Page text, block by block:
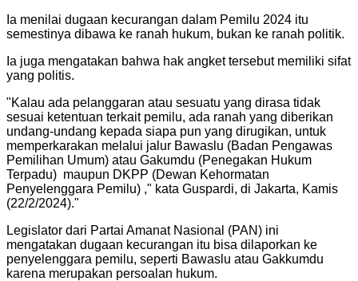
Ia menilai dugaan kecurangan dalam Pemilu 2024 itu
semestinya dibawa ke ranah hukum, bukan ke ranah politik.
Ia juga mengatakan bahwa hak angket tersebut memiliki sifat
yang politis.
"Kalau ada pelanggaran atau sesuatu yang dirasa tidak
sesuai ketentuan terkait pemilu, ada ranah yang diberikan
undang-undang kepada siapa pun yang dirugikan, untuk
memperkarakan melalui jalur Bawaslu (Badan Pengawas
Pemilihan Umum) atau Gakumdu (Penegakan Hukum
Terpadu) maupun DKPP (Dewan Kehormatan
Penyelenggara Pemilu) ," kata Guspardi, di Jakarta, Kamis
(22/2/2024)."
Legislator dari Partai Amanat Nasional (PAN) ini
mengatakan dugaan kecurangan itu bisa dilaporkan ke
penyelenggara pemilu, seperti Bawaslu atau Gakkumdu
karena merupakan persoalan hukum.